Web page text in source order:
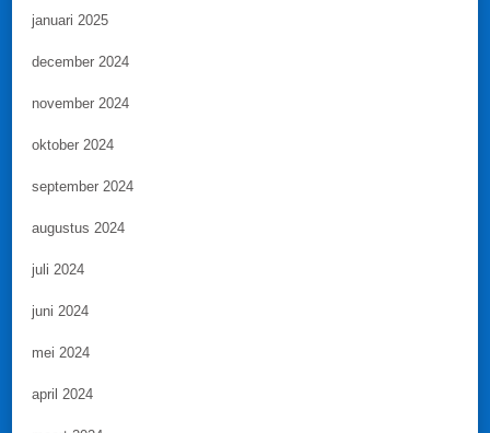
januari 2025
december 2024
november 2024
oktober 2024
september 2024
augustus 2024
juli 2024
juni 2024
mei 2024
april 2024